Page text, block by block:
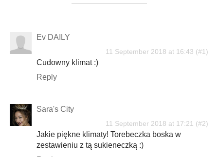
Ev DAILY
11 September 2018 at 16:43
Cudowny klimat :)
Reply
Sara's City
11 September 2018 at 17:21
Jakie piękne klimaty! Torebeczka boska w
zestawieniu z tą sukieneczką :)